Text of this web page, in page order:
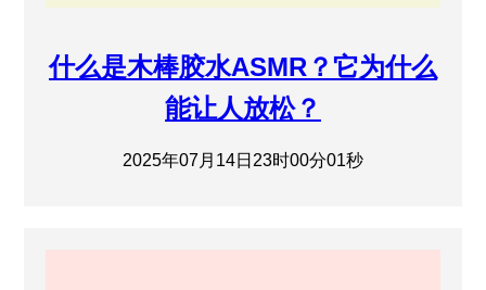
什么是木棒胶水ASMR？它为什么
能让人放松？
2025年07月14日23时00分01秒